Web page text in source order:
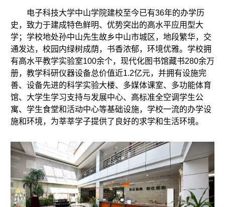
电子科技大学中山学院建校至今已有36年的办学历
史，致力于建成特色鲜明、优势突出的高水平应用型大
学；学校地处孙中山先生故乡中山市城区，地段繁华，交
通发达，校园内绿树成荫，书香浓郁，环境优雅。学校拥
有高水平教学实验室100余个，现代化图书馆藏书280余万
册，教学科研仪器设备总价值近1.2亿元，并拥有设施完
善、设备先进的科学实验大楼、多媒体课室、多功能体育
馆、大学生学习支持与发展中心、高标准全空调学生公
寓、学生食堂和活动中心等基础设施，学校一流的办学设
施和环境，为莘莘学子提供了良好的求学和生活环境。